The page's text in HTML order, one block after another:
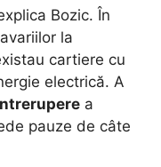
Bozic. În
la
cartiere cu
electrică. A
a
pauze de câte